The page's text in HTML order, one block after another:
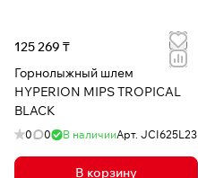
125 269 ₸
Горнолыжный шлем
HYPERION MIPS TROPICAL
BLACK
0 0 В наличииАрт. JCI625L23
В корзину